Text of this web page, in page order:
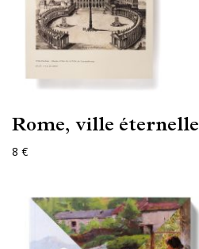
Rome, ville éternelle
8 €